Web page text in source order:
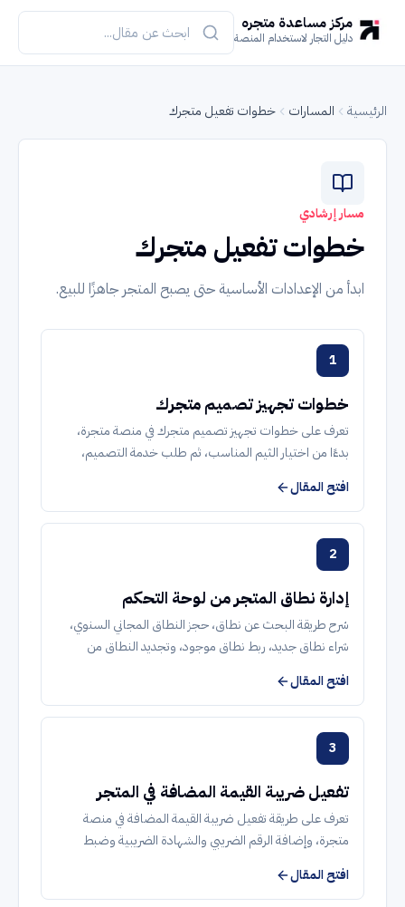
مركز مساعدة متجره
دليل التجار لاستخدام المنصة
الرئيسية المسارات خطوات تفعيل متجرك
مسار إرشادي
خطوات تفعيل متجرك
ابدأ من الإعدادات الأساسية حتى يصبح المتجر جاهزًا للبيع.
1
خطوات تجهيز تصميم متجرك
تعرف على خطوات تجهيز تصميم متجرك في منصة متجرة،
بدءًا من اختيار الثيم المناسب، ثم طلب خدمة التصميم،
واجهة متجر احترافية.
افتح المقال
2
إدارة نطاق المتجر من لوحة التحكم
شرح طريقة البحث عن نطاق، حجز النطاق المجاني السنوي،
شراء نطاق جديد، ربط نطاق موجود، وتجديد النطاق من
افتح المقال
3
تفعيل ضريبة القيمة المضافة في المتجر
تعرف على طريقة تفعيل ضريبة القيمة المضافة في منصة
متجرة، وإضافة الرقم الضريبي والشهادة الضريبية وضبط
تلقائيًا.
افتح المقال